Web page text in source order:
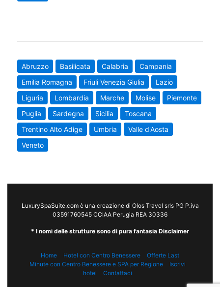
Abruzzo Basilicata Calabria
Campania
Emilia Romagna
Friuli Venezia Giulia
Lazio
Liguria
Lombardia Marche Molise
Piemonte
Puglia
Sardegna Sicilia
Toscana
Trentino Alto Adige
Umbria
Valle d'Aosta
Veneto
LuxurySpaSuite.com è una creazione di Olos Travel srls PG P.iva
03591760545 CCIAA Perugia REA 30336
* I nomi delle strutture sono di pura fantasia Disclaimer
Home Hotel con Centro Benessere
Offerte Last
Minute con Centro Benessere e SPA per Regione
Iscrivi
hotel
Contattaci